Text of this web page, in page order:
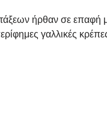
ήρθαν σε επαφή
γαλλικές